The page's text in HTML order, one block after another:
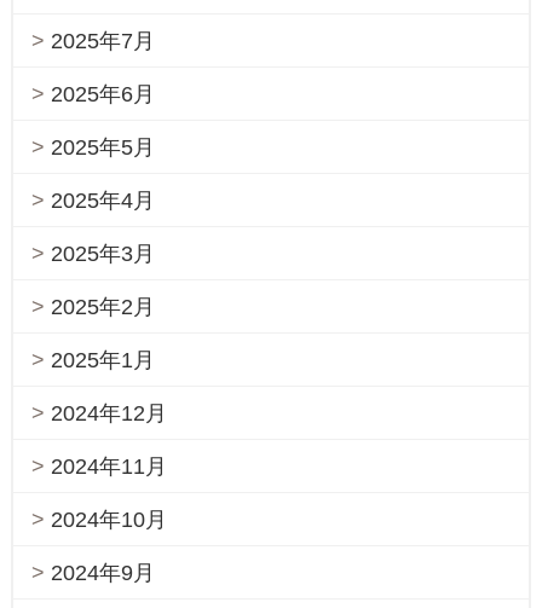
2025年7月
2025年6月
2025年5月
2025年4月
2025年3月
2025年2月
2025年1月
2024年12月
2024年11月
2024年10月
2024年9月